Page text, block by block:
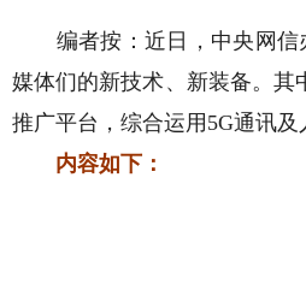
编者按：近日，中央网信办
媒体们的新技术、新装备。其
推广平台，综合运用5G通讯
内容如下：